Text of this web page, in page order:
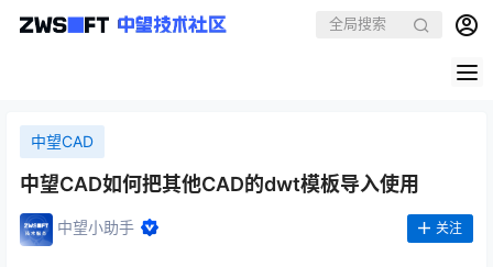
中望CAD
中望CAD如何把其他CAD的dwt模板导入使用
中望小助手 关注